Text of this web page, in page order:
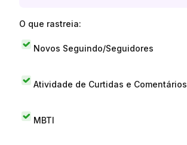
O que rastreia:
Novos Seguindo/Seguidores
Atividade de Curtidas e Comentários
MBTI